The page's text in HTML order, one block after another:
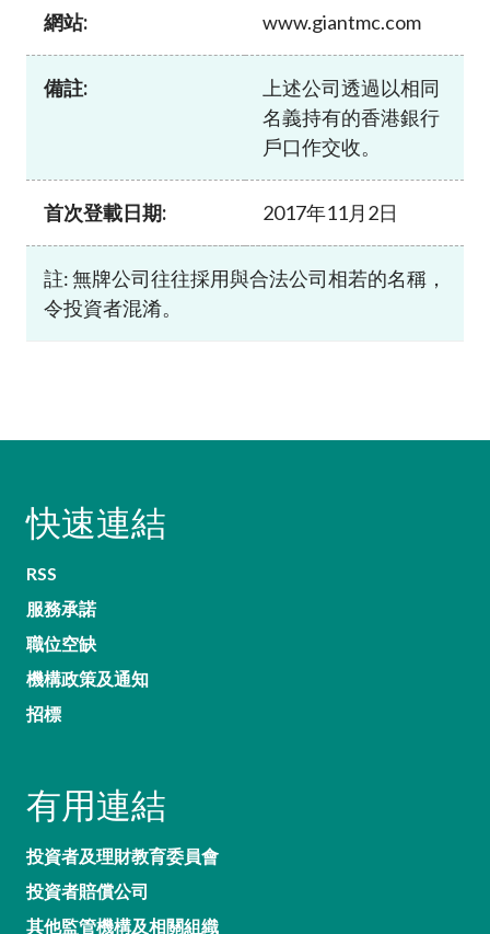
網站: www.giantmc.com
備註:
上述公司透過以相同
名義持有的香港銀行
戶口作交收。
首次登載日期: 2017年11月2日
註: 無牌公司往往採用與合法公司相若的名稱，
令投資者混淆。
快速連結
RSS
服務承諾
職位空缺
機構政策及通知
招標
有用連結
投資者及理財教育委員會
投資者賠償公司
其他監管機構及相關組織